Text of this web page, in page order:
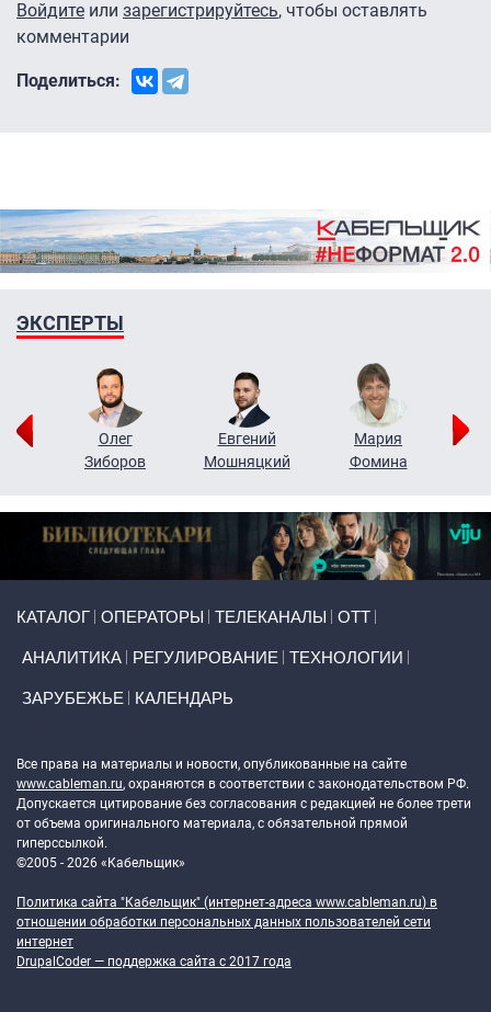
Войдите или зарегистрируйтесь, чтобы оставлять
комментарии
Поделиться:
ЭКСПЕРТЫ
Олег
Зиборов
Евгений
Мошняцкий
Мария
Фомина
КАТАЛОГ ОПЕРАТОРЫ ТЕЛЕКАНАЛЫ ОТТ
АНАЛИТИКА РЕГУЛИРОВАНИЕ ТЕХНОЛОГИИ
ЗАРУБЕЖЬЕ КАЛЕНДАРЬ
Все права на материалы и новости, опубликованные на сайте
www.cableman.ru, охраняются в соответствии с законодательством РФ.
Допускается цитирование без согласования с редакцией не более трети
от объема оригинального материала, с обязательной прямой
гиперссылкой.
©2005 - 2026 «Кабельщик»
Политика сайта "Кабельщик" (интернет-адреса www.cableman.ru) в
отношении обработки персональных данных пользователей сети
интернет
DrupalCoder — поддержка сайта c 2017 года